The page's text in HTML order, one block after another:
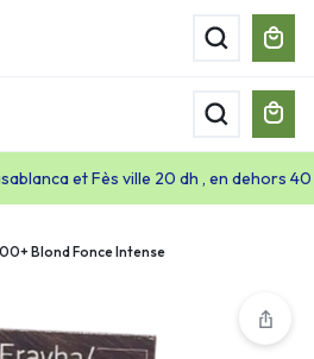
et Fès ville 20 dh , en dehors
Blond Fonce Intense